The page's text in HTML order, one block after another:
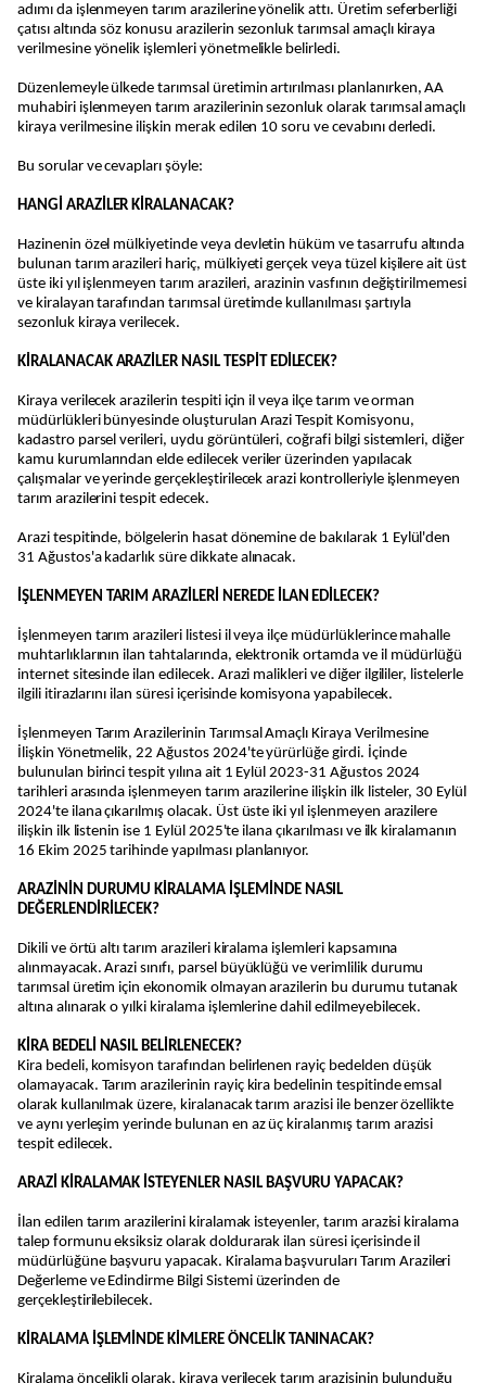
adımı da işlenmeyen tarım arazilerine yönelik attı. Üretim seferberliği
çatısı altında söz konusu arazilerin sezonluk tarımsal amaçlı kiraya
verilmesine yönelik işlemleri yönetmelikle belirledi.
Düzenlemeyle ülkede tarımsal üretimin artırılması planlanırken, AA
muhabiri işlenmeyen tarım arazilerinin sezonluk olarak tarımsal amaçlı
kiraya verilmesine ilişkin merak edilen 10 soru ve cevabını derledi.
Bu sorular ve cevapları şöyle:
HANGİ ARAZİLER KİRALANACAK?
Hazinenin özel mülkiyetinde veya devletin hüküm ve tasarrufu altında
bulunan tarım arazileri hariç, mülkiyeti gerçek veya tüzel kişilere ait üst
üste iki yıl işlenmeyen tarım arazileri, arazinin vasfının değiştirilmemesi
ve kiralayan tarafından tarımsal üretimde kullanılması şartıyla
sezonluk kiraya verilecek.
KİRALANACAK ARAZİLER NASIL TESPİT EDİLECEK?
Kiraya verilecek arazilerin tespiti için il veya ilçe tarım ve orman
müdürlükleri bünyesinde oluşturulan Arazi Tespit Komisyonu,
kadastro parsel verileri, uydu görüntüleri, coğrafi bilgi sistemleri, diğer
kamu kurumlarından elde edilecek veriler üzerinden yapılacak
çalışmalar ve yerinde gerçekleştirilecek arazi kontrolleriyle işlenmeyen
tarım arazilerini tespit edecek.
Arazi tespitinde, bölgelerin hasat dönemine de bakılarak 1 Eylül'den
31 Ağustos'a kadarlık süre dikkate alınacak.
İŞLENMEYEN TARIM ARAZİLERİ NEREDE İLAN EDİLECEK?
İşlenmeyen tarım arazileri listesi il veya ilçe müdürlüklerince mahalle
muhtarlıklarının ilan tahtalarında, elektronik ortamda ve il müdürlüğü
internet sitesinde ilan edilecek. Arazi malikleri ve diğer ilgililer, listelerle
ilgili itirazlarını ilan süresi içerisinde komisyona yapabilecek.
İşlenmeyen Tarım Arazilerinin Tarımsal Amaçlı Kiraya Verilmesine
İlişkin Yönetmelik, 22 Ağustos 2024'te yürürlüğe girdi. İçinde
bulunulan birinci tespit yılına ait 1 Eylül 2023-31 Ağustos 2024
tarihleri arasında işlenmeyen tarım arazilerine ilişkin ilk listeler, 30 Eylül
2024'te ilana çıkarılmış olacak. Üst üste iki yıl işlenmeyen arazilere
ilişkin ilk listenin ise 1 Eylül 2025'te ilana çıkarılması ve ilk kiralamanın
16 Ekim 2025 tarihinde yapılması planlanıyor.
ARAZİNİN DURUMU KİRALAMA İŞLEMİNDE NASIL
DEĞERLENDİRİLECEK?
Dikili ve örtü altı tarım arazileri kiralama işlemleri kapsamına
alınmayacak. Arazi sınıfı, parsel büyüklüğü ve verimlilik durumu
tarımsal üretim için ekonomik olmayan arazilerin bu durumu tutanak
altına alınarak o yılki kiralama işlemlerine dahil edilmeyebilecek.
KİRA BEDELİ NASIL BELİRLENECEK?
Kira bedeli, komisyon tarafından belirlenen rayiç bedelden düşük
olamayacak. Tarım arazilerinin rayiç kira bedelinin tespitinde emsal
olarak kullanılmak üzere, kiralanacak tarım arazisi ile benzer özellikte
ve aynı yerleşim yerinde bulunan en az üç kiralanmış tarım arazisi
tespit edilecek.
ARAZİ KİRALAMAK İSTEYENLER NASIL BAŞVURU YAPACAK?
İlan edilen tarım arazilerini kiralamak isteyenler, tarım arazisi kiralama
talep formunu eksiksiz olarak doldurarak ilan süresi içerisinde il
müdürlüğüne başvuru yapacak. Kiralama başvuruları Tarım Arazileri
Değerleme ve Edindirme Bilgi Sistemi üzerinden de
gerçekleştirilebilecek.
KİRALAMA İŞLEMİNDE KİMLERE ÖNCELİK TANINACAK?
Kiralama öncelikli olarak, kiraya verilecek tarım arazisinin bulunduğu